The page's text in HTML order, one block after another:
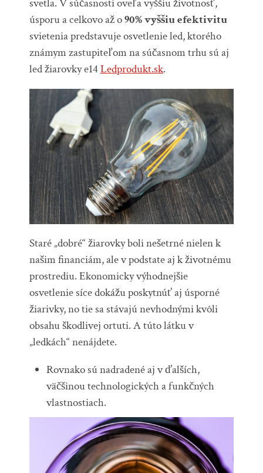
svetla. V súčasnosti oveľa vyššiu životnosť,
úsporu a celkovo až o90% vyššiu efektivitu
svietenia predstavuje osvetlenie led, ktorého
známym zastupiteľom na súčasnom trhu sú aj
led žiarovky e14Ledprodukt.sk.
Staré „dobré“ žiarovky boli nešetrné nielen k
našim financiám, ale v podstate aj k životnému
prostrediu. Ekonomicky výhodnejšie
osvetlenie síce dokážu poskytnúť aj úsporné
žiarivky, no tie sa stávajú nevhodnými kvôli
obsahu škodlivej ortuti. A túto látku v
„ledkách“ nenájdete.
Rovnako sú nadradené aj v ďalších,
väčšinou technologických a funkčných
vlastnostiach.